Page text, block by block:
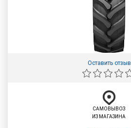
Оставить отзыв
САМОВЫВОЗ
ИЗ МАГАЗИНА